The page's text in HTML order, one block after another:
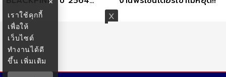
คาดรับทรัพย์เข้าขั้นมหา
เศรษฐี
เราใช้คุกกี้
เพื่อให้
เว็บไซต์
ทำงานได้ดี
ขึ้น เพิ่มเติม